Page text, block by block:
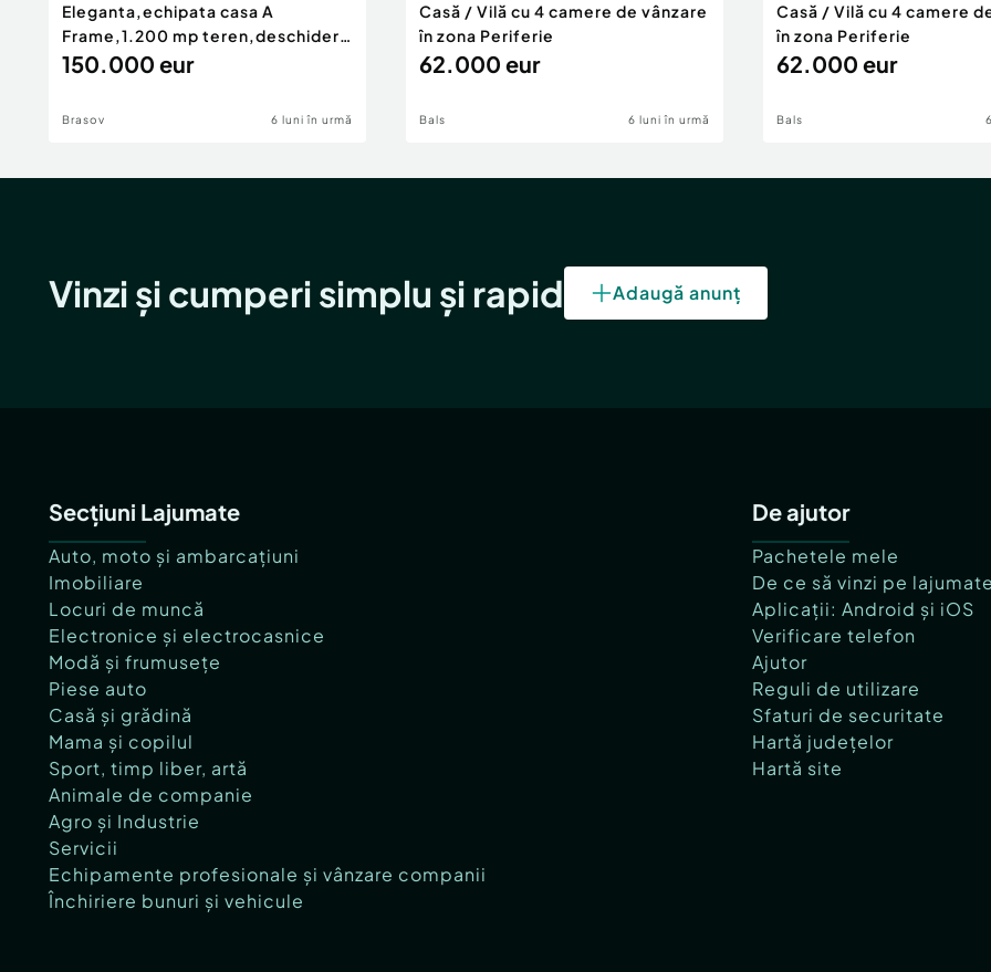
Eleganta,echipata casa A
Frame,1.200 mp teren,deschidere
Pia
150.000 eur
Brasov 6 luni în urmă
Casă / Vilă cu 4 camere de vânzare
în zona Periferie
62.000 eur
Bals 6 luni în urmă
Casă / Vilă cu 4 camere
în zona Periferie
62.000 eur
Bals
Vinzi și cumperi simplu și rapid Adaugă anunț
Secțiuni Lajumate
Auto, moto și ambarcațiuni
Imobiliare
Locuri de muncă
Electronice și electrocasnice
Modă și frumusețe
Piese auto
Casă și grădină
Mama și copilul
Sport, timp liber, artă
Animale de companie
Agro și Industrie
Servicii
Echipamente profesionale și vânzare companii
Închiriere bunuri și vehicule
De ajutor
Pachetele mele
De ce să vinzi pe
Aplicații: Android și iOS
Verificare telefon
Ajutor
Reguli de utilizare
Sfaturi de securitate
Hartă județelor
Hartă site